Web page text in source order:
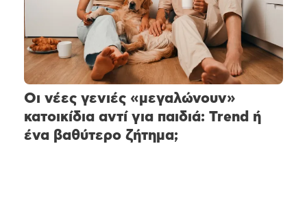
Οι νέες γενιές «μεγαλώνουν»
κατοικίδια αντί για παιδιά: Trend ή
ένα βαθύτερο ζήτημα;